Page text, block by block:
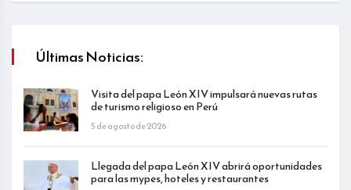
Últimas Noticias:
Visita del papa León XIV impulsará nuevas rutas
de turismo religioso en Perú
5 de agosto de 2026
Llegada del papa León XIV abrirá oportunidades
para las mypes, hoteles y restaurantes